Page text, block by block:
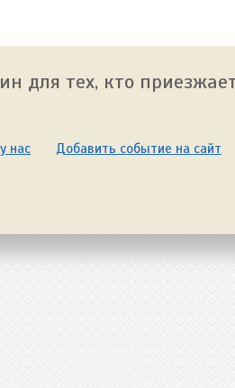
для тех, кто
нас Добавить событие на сайт